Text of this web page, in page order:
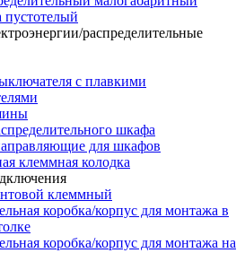
распределительные
с плавкими
шкафа
для шкафов
клеммная колодка
клеммный
коробка/корпус для монтажа в
коробка/корпус для монтажа на